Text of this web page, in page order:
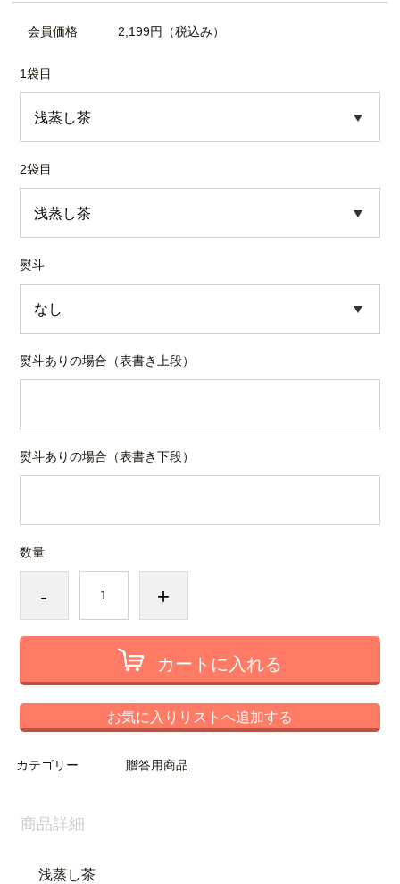
会員価格 2,199円 （税込み）
1袋目
2袋目
熨斗
熨斗ありの場合（表書き上段）
熨斗ありの場合（表書き下段）
数量
- +
カートに入れる
お気に入りリストへ追加する
カテゴリー 贈答用商品
商品詳細
浅蒸し茶